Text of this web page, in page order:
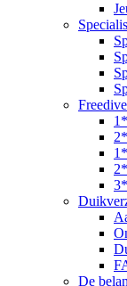
De